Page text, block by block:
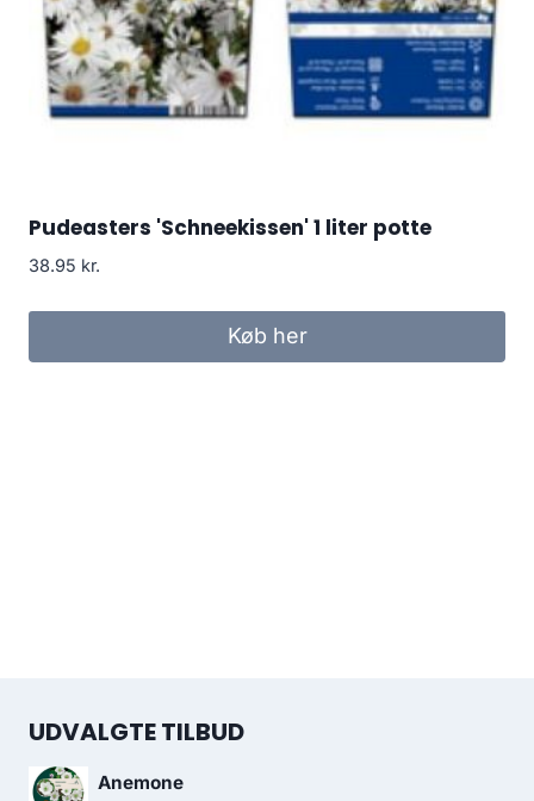
Pudeasters 'Schneekissen' 1 liter potte
38.95 kr.
Køb her
UDVALGTE TILBUD
Anemone